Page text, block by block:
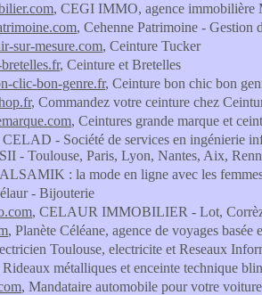
, CEGI IMMO, agence immobilière
, Cehenne Patrimoine - Gestion
sur-mesure.com, Ceinture Tucker
, Ceinture et Bretelles
clic-bon-genre.fr, Ceinture bon chic bon
, Commandez votre ceinture chez
, Ceintures grande marque et
CELAD - Société de services en ingénierie
- Toulouse, Paris, Lyon, Nantes, Aix,
: la mode en ligne avec les
- Bijouterie
, CELAUR IMMOBILIER - Lot,
, Planète Céléane, agence de voyages
Toulouse, electricite et Reseaux
Rideaux métalliques et enceinte technique
, Mandataire automobile pour votre